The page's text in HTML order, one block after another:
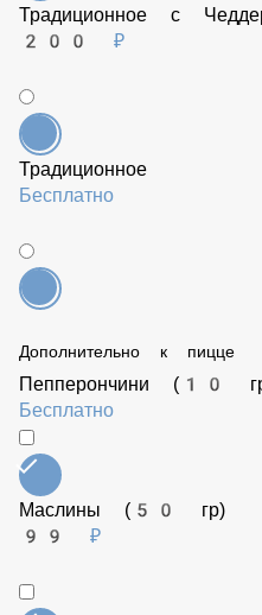
Традиционное с Чеддер
Дополнительно к пицце
Пепперончини (10 гр)
Бесплатно